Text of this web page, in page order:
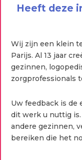
Heeft deze
Wij zijn een klein
Parijs. Al 13 jaar
gezinnen,
zorgprofessionals
Uw feedback is de
dit werk u nuttig
andere gezinnen,
bereiken die het